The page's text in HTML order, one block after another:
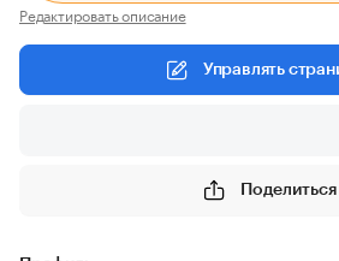
Редактировать описание
Управлять
Поделиться